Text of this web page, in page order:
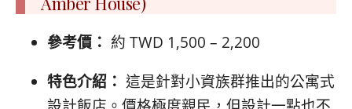
參考價： 約 TWD 1,500 – 2,200
特色介紹： 這是針對小資族群推出的公寓式